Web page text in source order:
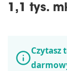
1,1 tys.
Czytasz